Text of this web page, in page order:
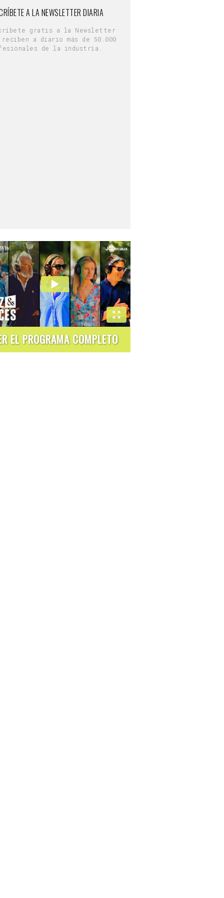
A LA NEWSLETTER DIARIA
gratis a la Newsletter
reciben a diario más de 50.000
de la industria.
EL PROGRAMA COMPLETO